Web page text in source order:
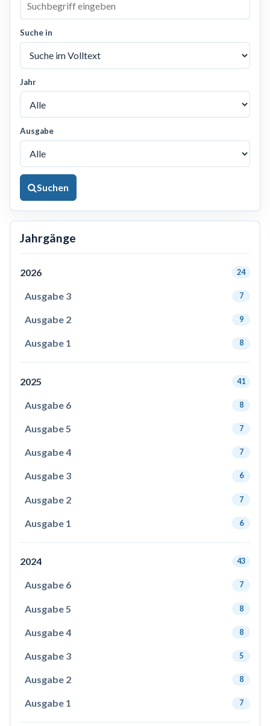
Suche in
Jahr
Ausgabe
Suchen
Jahrgänge
2026 24
Ausgabe 3 7
Ausgabe 2 9
Ausgabe 1 8
2025 41
Ausgabe 6 8
Ausgabe 5 7
Ausgabe 4 7
Ausgabe 3 6
Ausgabe 2 7
Ausgabe 1 6
2024 43
Ausgabe 6 7
Ausgabe 5 8
Ausgabe 4 8
Ausgabe 3 5
Ausgabe 2 8
Ausgabe 1 7